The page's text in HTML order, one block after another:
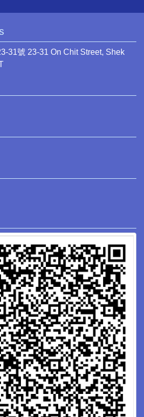
31號 23-31 On Chit Street, Shek